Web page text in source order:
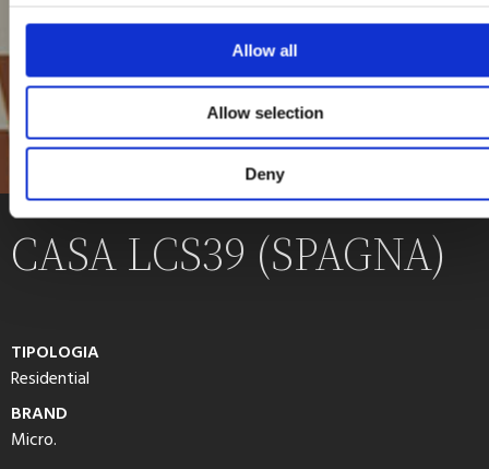
Allow all
Allow selection
Deny
CASA LCS39 (SPAGNA)
TIPOLOGIA
Residential
BRAND
Micro.